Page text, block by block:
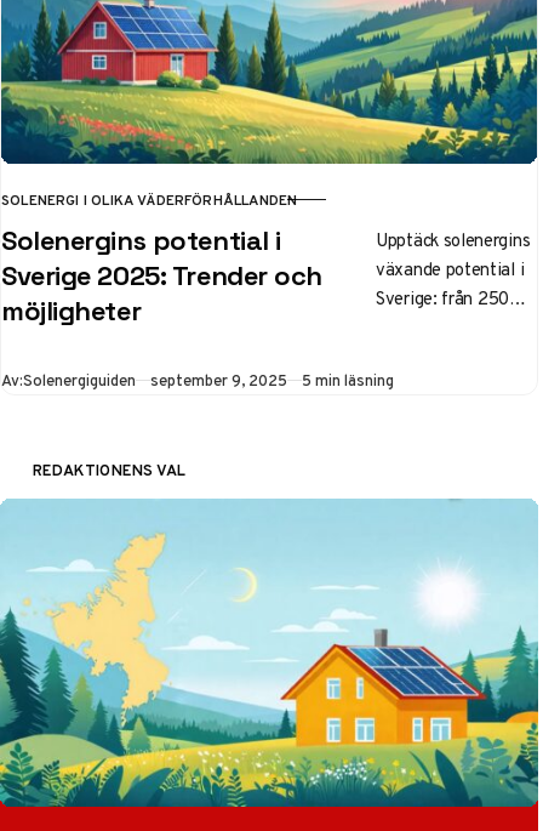
KATEGORI
SOLENERGI I OLIKA VÄDERFÖRHÅLLANDEN
Solenergins potential i
Sverige 2025: Trender och
möjligheter
Upptäck solenergins
växande potential i
Sverige: från 250
2030. Lär dig hur
investeringen blir
Av:Solenergiguiden Publicerad
september 9, 2025 5 min läsning
REDAKTIONENS VAL